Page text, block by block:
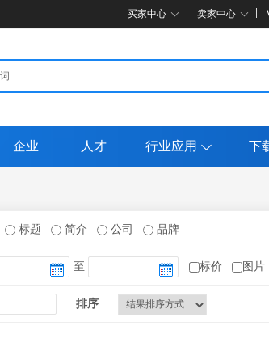
买家中心 卖家中心
企业 人才 行业应用 下
标题 简介 公司 品牌
至 标价 图片
排序